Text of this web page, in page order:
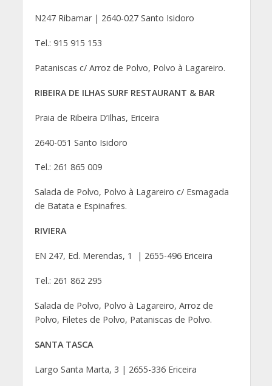
N247 Ribamar | 2640-027 Santo Isidoro
Tel.: 915 915 153
Pataniscas c/ Arroz de Polvo, Polvo à Lagareiro.
RIBEIRA DE ILHAS SURF RESTAURANT & BAR
Praia de Ribeira D’Ilhas, Ericeira
2640-051 Santo Isidoro
Tel.: 261 865 009
Salada de Polvo, Polvo à Lagareiro c/ Esmagada
de Batata e Espinafres.
RIVIERA
EN 247, Ed. Merendas, 1 | 2655-496 Ericeira
Tel.: 261 862 295
Salada de Polvo, Polvo à Lagareiro, Arroz de
Polvo, Filetes de Polvo, Pataniscas de Polvo.
SANTA TASCA
Largo Santa Marta, 3 | 2655-336 Ericeira